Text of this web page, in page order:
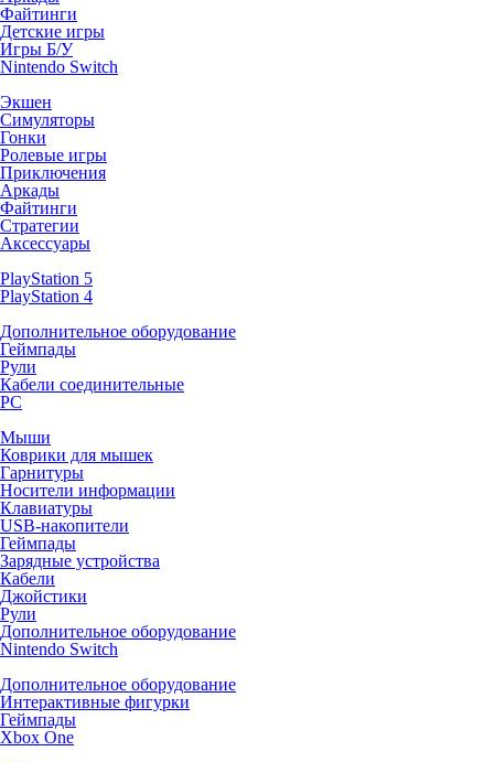
Файтинги
Детские игры
Игры Б/У
Nintendo Switch
Экшен
Симуляторы
Гонки
Ролевые игры
Приключения
Аркады
Файтинги
Стратегии
Аксессуары
PlayStation 5
PlayStation 4
Дополнительное оборудование
Геймпады
Рули
Кабели соединительные
PC
Мыши
Коврики для мышек
Гарнитуры
Носители информации
Клавиатуры
USB-накопители
Геймпады
Зарядные устройства
Кабели
Джойстики
Рули
Дополнительное оборудование
Nintendo Switch
Дополнительное оборудование
Интерактивные фигурки
Геймпады
Xbox One